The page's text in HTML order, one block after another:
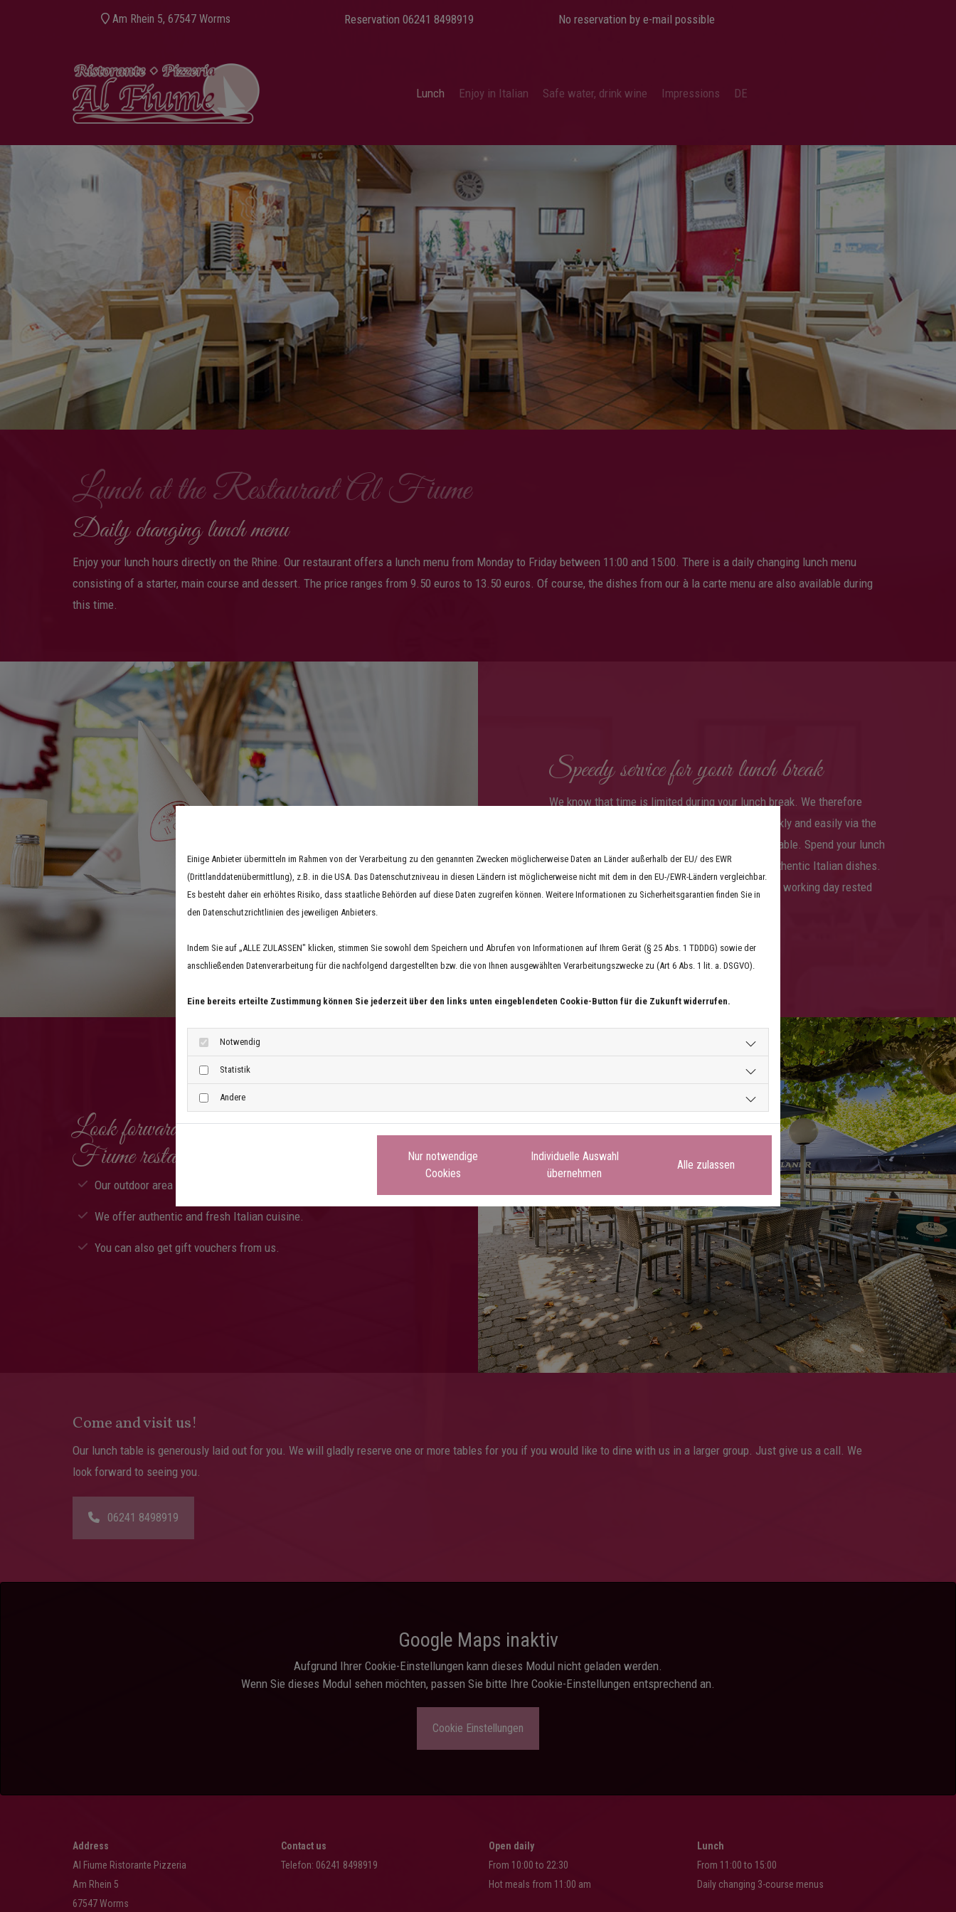
Am Rhein 5, 67547 Worms Reservation 06241 8498919 No reservation by e-mail possible
Lunch Enjoy in Italian Safe water, drink wine Impressions DE
Lunch at the Restaurant Al Fiume
Daily changing lunch menu
Enjoy your lunch hours directly on the Rhine. Our restaurant offers a lunch menu from Monday to Friday between 11:00 and 15:00. There is a daily changing lunch menu
consisting of a starter, main course and dessert. The price ranges from 9.50 euros to 13.50 euros. Of course, the dishes from our à la carte menu are also available during
this time.
Speedy service for your lunch break
We know that time is limited during your lunch break. We therefore
guarantee speedy service. You can reach us quickly and easily via the
B9. There are also plenty of parking spaces available. Spend your lunch
break with us and let yourself be spoilt by our authentic Italian dishes.
Afterwards, you can start the second half of your working day rested
Look forward to our other services at the Al
Fiume restaurant:
Our outdoor area offers a direct view of the Rhine.
We offer authentic and fresh Italian cuisine.
You can also get gift vouchers from us.
Come and visit us!
Our lunch table is generously laid out for you. We will gladly reserve one or more tables for you if you would like to dine with us in a larger group. Just give us a call. We
look forward to seeing you.
06241 8498919
Google Maps inaktiv
Aufgrund Ihrer Cookie-Einstellungen kann dieses Modul nicht geladen werden.
Wenn Sie dieses Modul sehen möchten, passen Sie bitte Ihre Cookie-Einstellungen entsprechend an.
Cookie Einstellungen
Address
Al Fiume Ristorante Pizzeria
Am Rhein 5
67547 Worms
Contact us
Telefon: 06241 8498919
Open daily
From 10:00 to 22:30
Hot meals from 11:00 am
Lunch
From 11:00 to 15:00
Daily changing 3-course menus
Einige Anbieter übermitteln im Rahmen von der Verarbeitung zu den genannten Zwecken möglicherweise Daten an Länder außerhalb der EU/ des EWR
(Drittlanddatenübermittlung), z.B. in die USA. Das Datenschutzniveau in diesen Ländern ist möglicherweise nicht mit dem in den EU-/EWR-Ländern vergleichbar.
Es besteht daher ein erhöhtes Risiko, dass staatliche Behörden auf diese Daten zugreifen können. Weitere Informationen zu Sicherheitsgarantien finden Sie in
den Datenschutzrichtlinien des jeweiligen Anbieters.
Indem Sie auf „ALLE ZULASSEN" klicken, stimmen Sie sowohl dem Speichern und Abrufen von Informationen auf Ihrem Gerät (§ 25 Abs. 1 TDDDG) sowie der
anschließenden Datenverarbeitung für die nachfolgend dargestellten bzw. die von Ihnen ausgewählten Verarbeitungszwecke zu (Art 6 Abs. 1 lit. a. DSGVO).
Eine bereits erteilte Zustimmung können Sie jederzeit über den links unten eingeblendeten Cookie-Button für die Zukunft widerrufen.
Notwendig
Statistik
Andere
Nur notwendige
Cookies
Individuelle Auswahl
übernehmen
Alle zulassen